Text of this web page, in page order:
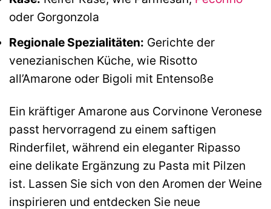
oder Gorgonzola
Regionale Spezialitäten: Gerichte der
venezianischen Küche, wie Risotto
all’Amarone oder Bigoli mit Entensoße
Ein kräftiger Amarone aus Corvinone Veronese
passt hervorragend zu einem saftigen
Rinderfilet, während ein eleganter Ripasso
eine delikate Ergänzung zu Pasta mit Pilzen
ist. Lassen Sie sich von den Aromen der Weine
inspirieren und entdecken Sie neue